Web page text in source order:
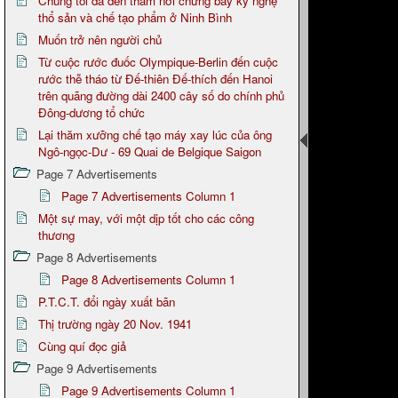
thổ sản và chế tạo phẩm ở Ninh Bình
Muốn trở nên người chủ
Từ cuộc rước đuốc Olympique-Berlin đến cuộc
rước thễ tháo từ Đế-thiên Đế-thích đến Hanoi
trên quãng đường dài 2400 cây số do chính phủ
Đông-dương tổ chức
Lại thăm xưỡng chế tạo máy xay lúc của ông
Ngô-ngọc-Dư - 69 Quai de Belgique Saigon
Page 7 Advertisements
Page 7 Advertisements Column 1
Một sự may, với một dịp tốt cho các công
thương
Page 8 Advertisements
Page 8 Advertisements Column 1
P.T.C.T. đổi ngày xuất bãn
Thị trường ngày 20 Nov. 1941
Cùng quí đọc giả
Page 9 Advertisements
Page 9 Advertisements Column 1